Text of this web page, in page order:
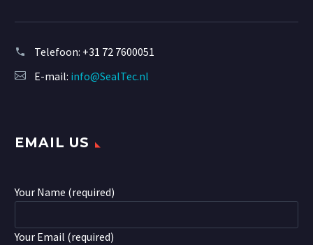
Telefoon: +31 72 7600051
E-mail: info@SealTec.nl
EMAIL US
Your Name (required)
Your Email (required)